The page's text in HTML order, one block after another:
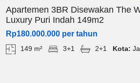
Apartemen 3BR Disewakan The
Luxury Puri Indah 149m2
Rp180.000.000 per tahun
149 m² 3+1 2+1 Kota: